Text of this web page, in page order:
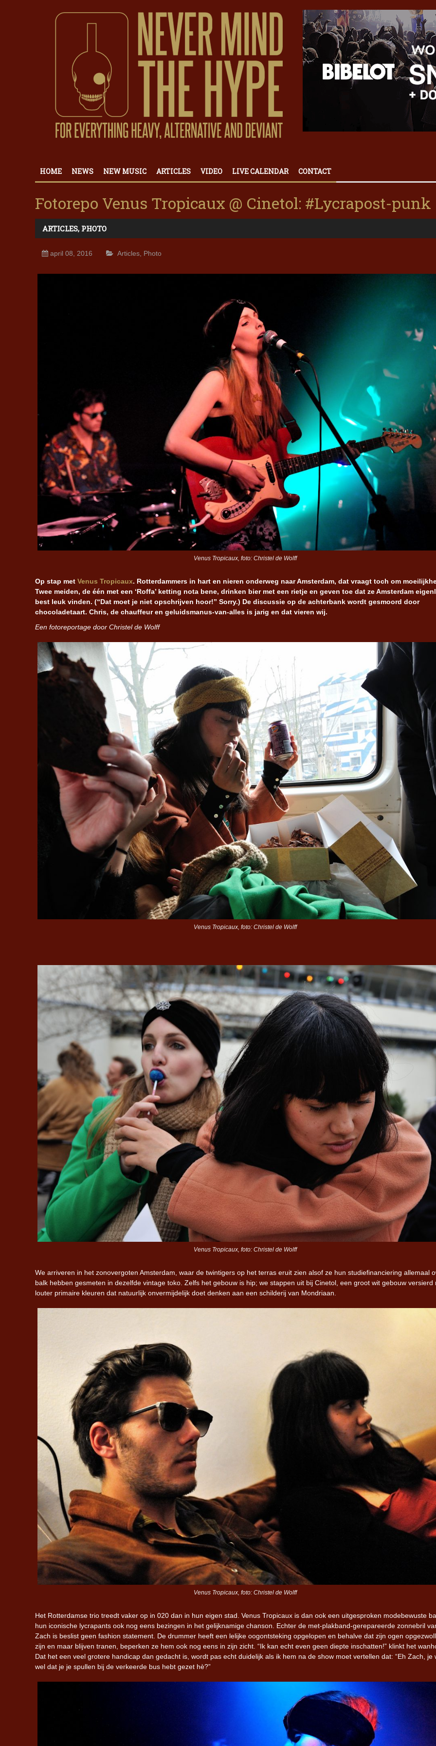
HOME NEWS NEW MUSIC ARTICLES VIDEO LIVE CALENDAR CONTACT
Fotorepo Venus Tropicaux @ Cinetol: #Lycrapost-punk
ARTICLES, PHOTO
april 08, 2016 Articles Photo
Venus Tropicaux, foto: Christel de Wolff
Op stap met Venus Tropicaux. Rotterdammers in hart en nieren onderweg naar Amsterdam, dat vraagt toch om
Twee meiden, de één met een ‘Roffa’ ketting nota bene, drinken bier met een rietje en geven toe dat ze Amsterdam
best leuk vinden. (“Dat moet je niet opschrijven hoor!” Sorry.) De discussie op de achterbank wordt gesmoord door
chocoladetaart. Chris, de chauffeur en geluidsmanus-van-alles is jarig en dat vieren wij.
Een fotoreportage door Christel de Wolff
Venus Tropicaux, foto: Christel de Wolff
Venus Tropicaux, foto: Christel de Wolff
We arriveren in het zonovergoten Amsterdam, waar de twintigers op het terras eruit zien alsof ze hun studiefinanciering allemaal
balk hebben gesmeten in dezelfde vintage toko. Zelfs het gebouw is hip; we stappen uit bij Cinetol, een groot wit gebouw versierd
louter primaire kleuren dat natuurlijk onvermijdelijk doet denken aan een schilderij van Mondriaan.
Venus Tropicaux, foto: Christel de Wolff
Het Rotterdamse trio treedt vaker op in 020 dan in hun eigen stad. Venus Tropicaux is dan ook een uitgesproken modebewuste
hun iconische lycrapants ook nog eens bezingen in het gelijknamige chanson. Echter de met-plakband-gerepareerde zonnebril
Zach is beslist geen fashion statement. De drummer heeft een lelijke oogontsteking opgelopen en behalve dat zijn ogen
zijn en maar blijven tranen, beperken ze hem ook nog eens in zijn zicht. “Ik kan echt even geen diepte inschatten!” klinkt het
Dat het een veel grotere handicap dan gedacht is, wordt pas echt duidelijk als ik hem na de show moet vertellen dat: “Eh Zach, je
wel dat je je spullen bij de verkeerde bus hebt gezet hè?”
Iron Jinn doopt vers epos
Futurist en munt Reich and
Roll-stijl